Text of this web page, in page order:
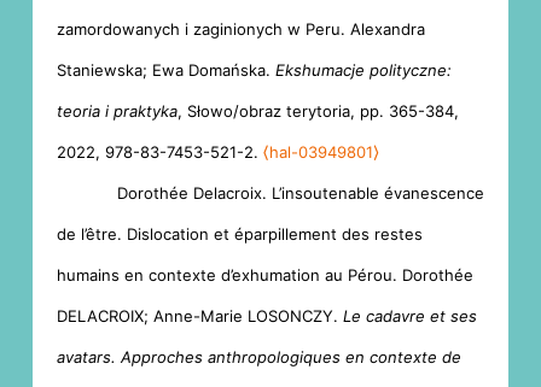
zamordowanych i zaginionych w Peru. Alexandra
Staniewska; Ewa Domańska. Ekshumacje polityczne:
teoria i praktyka, Słowo/obraz terytoria, pp. 365-384,
2022, 978-83-7453-521-2. ⟨hal-03949801⟩
Dorothée Delacroix. L’insoutenable évanescence
de l’être. Dislocation et éparpillement des restes
humains en contexte d’exhumation au Pérou. Dorothée
DELACROIX; Anne-Marie LOSONCZY. Le cadavre et ses
avatars. Approches anthropologiques en contexte de